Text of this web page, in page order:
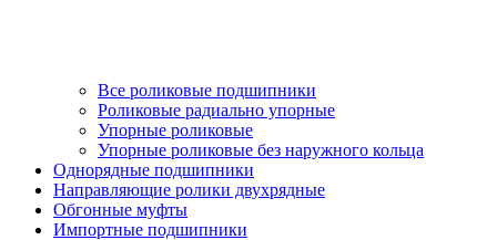
Все роликовые подшипники
Роликовые радиально упорные
Упорные роликовые
Упорные роликовые без наружного кольца
Однорядные подшипники
Направляющие ролики двухрядные
Обгонные муфты
Импортные подшипники